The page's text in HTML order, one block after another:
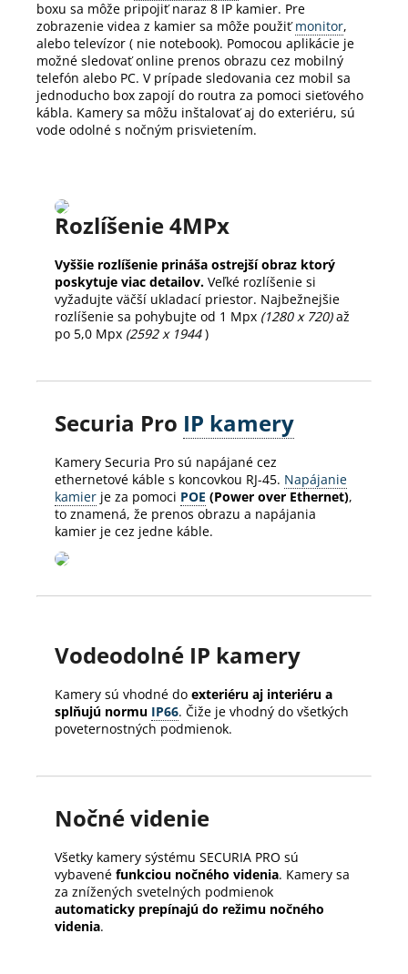
boxu sa môže pripojiť naraz 8 IP kamier. Pre
zobrazenie videa z kamier sa môže použiťmonitor,
alebo televízor ( nie notebook). Pomocou aplikácie je
možné sledovať online prenos obrazu cez mobilný
telefón alebo PC. V prípade sledovania cez mobil sa
jednoducho box zapojí do routra za pomoci sieťového
kábla. Kamery sa môžu inštalovať aj do exteriéru, sú
vode odolné s nočným prisvietením.
Rozlíšenie 4MPx
Vyššie rozlíšenie prináša ostrejší obraz ktorý
poskytuje viac detailov. Veľké rozlíšenie si
vyžadujte väčší ukladací priestor. Najbežnejšie
rozlíšenie sa pohybujte od 1 Mpx (1280 x 720)až
po 5,0 Mpx (2592 x 1944)
Securia Pro IP kamery
Kamery Securia Pro sú napájané cez
ethernetové káble s koncovkou RJ-45. Napájanie
kamier je za pomoci POE (Power over Ethernet),
to znamená, že prenos obrazu a napájania
kamier je cez jedne káble.
Vodeodolné IP kamery
Kamery sú vhodné do exteriéru aj interiéru a
splňujú normu IP66. Čiže je vhodný do všetkých
poveternostných podmienok.
Nočné videnie
Všetky kamery sýstému SECURIA PRO sú
vybavené funkciou nočného videnia. Kamery sa
za znížených svetelných podmienok
automaticky prepínajú do režimu nočného
videnia.